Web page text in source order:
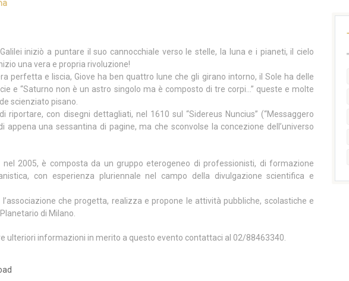
iniziò a puntare il suo cannocchiale verso le stelle, la luna e i pianeti, il cielo
una vera e propria rivoluzione!
perfetta e liscia, Giove ha ben quattro lune che gli girano intorno, il Sole ha delle
e “Saturno non è un astro singolo ma è composto di tre corpi…” queste e molte
scienziato pisano.
riportare, con disegni dettagliati, nel 1610 sul “Sidereus Nuncius” (“Messaggero
appena una sessantina di pagine, ma che sconvolse la concezione dell’universo
nel 2005, è composta da un gruppo eterogeneo di professionisti, di formazione
con esperienza pluriennale nel campo della divulgazione scientifica e
l’associazione che progetta, realizza e propone le attività pubbliche, scolastiche e
di Milano.
ulteriori informazioni in merito a questo evento contattaci al 02/88463340.